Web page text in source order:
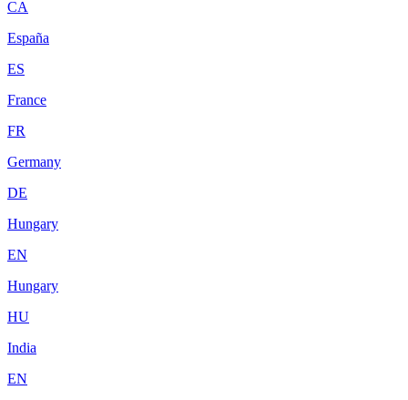
CA
España
ES
France
FR
Germany
DE
Hungary
EN
Hungary
HU
India
EN